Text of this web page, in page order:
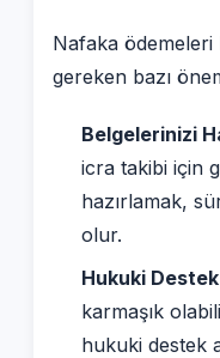
Nafaka
gereken bazı
Belgelerinizi
icra takibi için
hazırlamak,
olur.
Hukuki Destek
karmaşık
hukuki destek